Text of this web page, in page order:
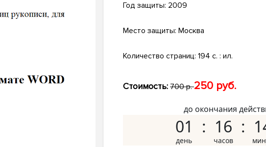
Год защиты: 2009
Место защиты: Москва
Количество страниц: 194 с. : ил.
Стоимость: 700 р.250 руб.
до окончания
01 16